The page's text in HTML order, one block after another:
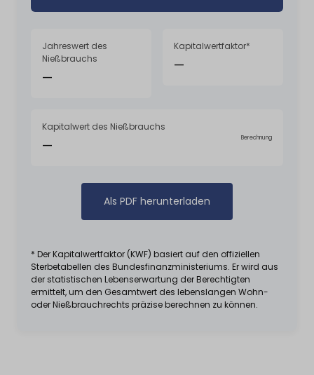
Jahreswert des
Nießbrauchs
—
Kapitalwertfaktor*
—
Kapitalwert des Nießbrauchs
— Berechnung
Als PDF herunterladen
* Der Kapitalwertfaktor (KWF) basiert auf den offiziellen
Sterbetabellen des Bundesfinanzministeriums. Er wird aus
der statistischen Lebenserwartung der Berechtigten
ermittelt, um den Gesamtwert des lebenslangen Wohn-
oder Nießbrauchrechts präzise berechnen zu können.